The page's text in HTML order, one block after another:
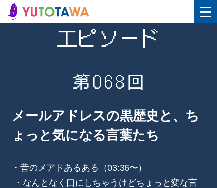
エピソード
第068回
メールアドレスの黒歴史と、ち
ょっと気になる言葉たち
・昔のメアドあるある（03:36〜）
・なんとなく口にしちゃうけどちょっと変な言